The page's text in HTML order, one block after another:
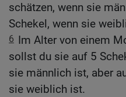
schätzen, wenn sie
Schekel, wenn sie
6 Im Alter von einem
sollst du sie auf 5
sie männlich ist, aber
sie weiblich ist.